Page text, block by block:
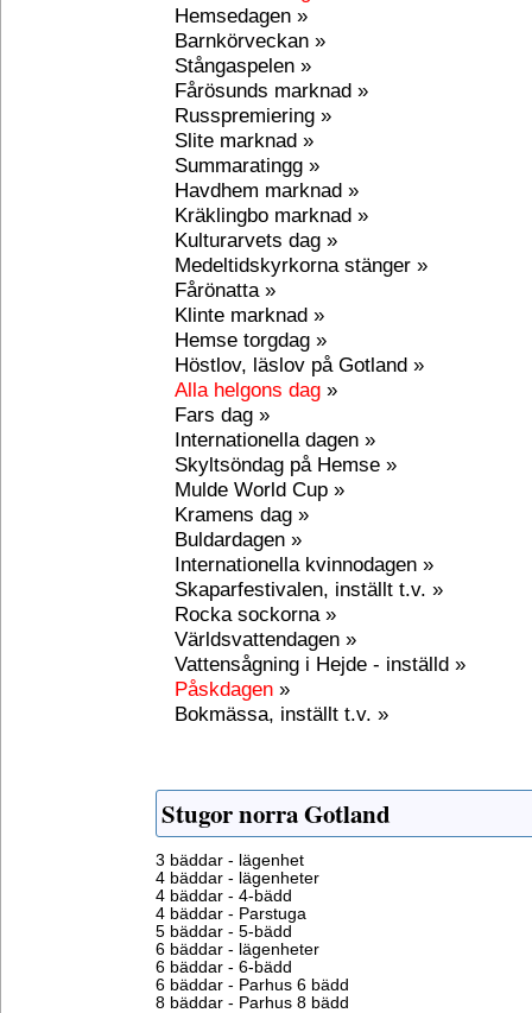
Hemsedagen »
Barnkörveckan »
Stångaspelen »
Fårösunds marknad »
Russpremiering »
Slite marknad »
Summaratingg »
Havdhem marknad »
Kräklingbo marknad »
Kulturarvets dag »
Medeltidskyrkorna stänger »
Fårönatta »
Klinte marknad »
Hemse torgdag »
Höstlov, läslov på Gotland »
Alla helgons dag »
Fars dag »
Internationella dagen »
Skyltsöndag på Hemse »
Mulde World Cup »
Kramens dag »
Buldardagen »
Internationella kvinnodagen »
Skaparfestivalen, inställt t.v. »
Rocka sockorna »
Världsvattendagen »
Vattensågning i Hejde - inställd »
Påskdagen »
Bokmässa, inställt t.v. »
Stugor norra Gotland
3 bäddar - lägenhet
4 bäddar - lägenheter
4 bäddar - 4-bädd
4 bäddar - Parstuga
5 bäddar - 5-bädd
6 bäddar - lägenheter
6 bäddar - 6-bädd
6 bäddar - Parhus 6 bädd
8 bäddar - Parhus 8 bädd